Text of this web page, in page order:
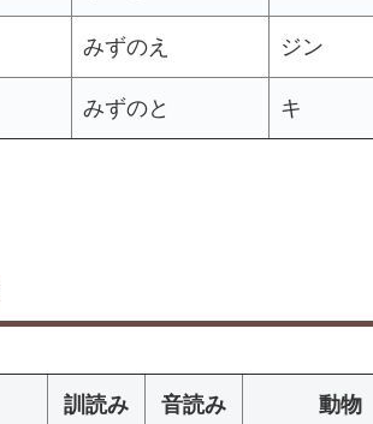
みずのえ ジン
みずのと キ
訓読み 音読み 動物